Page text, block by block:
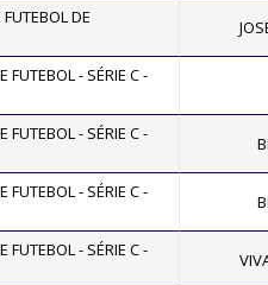
DE
FUTEBOL - SÉRIE C -
FUTEBOL - SÉRIE C -
FUTEBOL - SÉRIE C -
FUTEBOL - SÉRIE C -